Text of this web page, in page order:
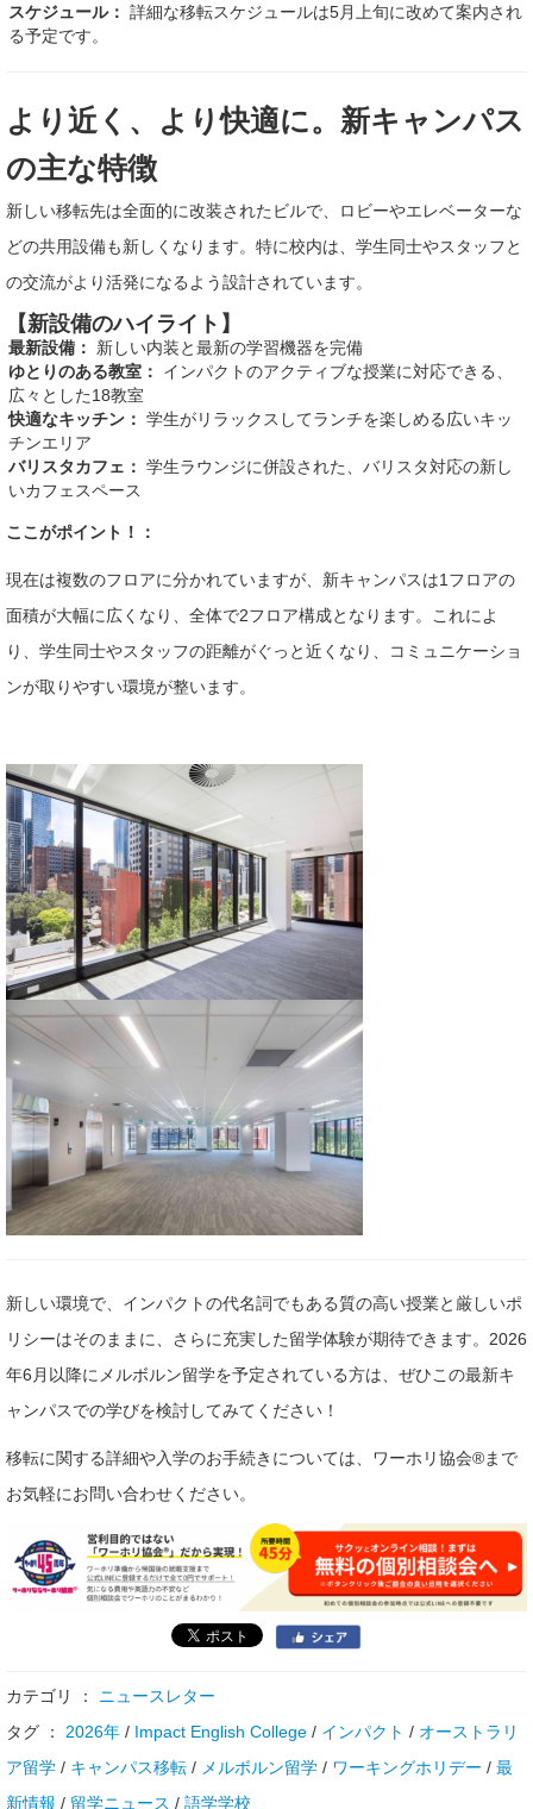
スケジュール： 詳細な移転スケジュールは5月上旬に改めて案内され
る予定です。
より近く、より快適に。新キャンパス
の主な特徴
新しい移転先は全面的に改装されたビルで、ロビーやエレベーターな
どの共用設備も新しくなります。特に校内は、学生同士やスタッフと
の交流がより活発になるよう設計されています。
【新設備のハイライト】
最新設備：
新しい内装と最新の学習機器を完備
ゆとりのある教室：
インパクトのアクティブな授業に対応できる、
広々とした18教室
快適なキッチン： 学生がリラックスしてランチを楽しめる広いキッ
チンエリア
バリスタカフェ： 学生ラウンジに併設された、バリスタ対応の新し
いカフェスペース
ここがポイント！：
現在は複数のフロアに分かれていますが、新キャンパスは1フロアの
面積が大幅に広くなり、全体で2フロア構成となります。これによ
り、学生同士やスタッフの距離がぐっと近くなり、コミュニケーショ
ンが取りやすい環境が整います。
新しい環境で、インパクトの代名詞でもある質の高い授業と厳しいポ
リシーはそのままに、さらに充実した留学体験が期待できます。2026
年6月以降にメルボルン留学を予定されている方は、ぜひこの最新キ
ャンパスでの学びを検討してみてください！
移転に関する詳細や入学のお手続きについては、ワーホリ協会®まで
お気軽にお問い合わせください。
カテゴリ ： ニュースレター
タグ ： 2026年 / Impact English College / インパクト / オーストラリ
ア留学 / キャンパス移転 / メルボルン留学 / ワーキングホリデー / 最
新情報 / 留学ニュース / 語学学校